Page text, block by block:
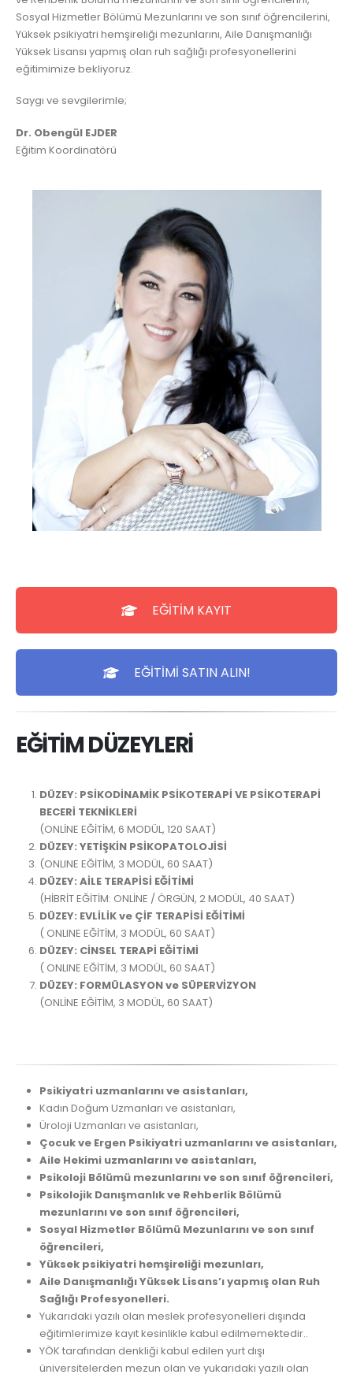
Sosyal Hizmetler Bölümü Mezunlarını ve son sınıf öğrencilerini,
Yüksek psikiyatri hemşireliği mezunlarını, Aile Danışmanlığı
Yüksek Lisansı yapmış olan ruh sağlığı profesyonellerini
eğitimimize bekliyoruz.
Saygı ve sevgilerimle;
Dr. Obengül EJDER
Eğitim Koordinatörü
EĞİTİM KAYIT
EĞİTİMİ SATIN ALIN!
EĞİTİM DÜZEYLERİ
DÜZEY: PSİKODİNAMİK PSİKOTERAPİ VE PSİKOTERAPİ
BECERİ TEKNİKLERİ
(ONLİNE EĞİTİM, 6 MODÜL, 120 SAAT)
DÜZEY: YETİŞKİN PSİKOPATOLOJİSİ
(ONLINE EĞİTİM, 3 MODÜL, 60 SAAT)
DÜZEY: AİLE TERAPİSİ EĞİTİMİ
(HİBRİT EĞİTİM: ONLİNE / ÖRGÜN, 2 MODÜL, 40 SAAT)
DÜZEY: EVLİLİK ve ÇİF TERAPİSİ EĞİTİMİ
( ONLINE EĞİTİM, 3 MODÜL, 60 SAAT)
DÜZEY: CİNSEL TERAPİ EĞİTİMİ
( ONLINE EĞİTİM, 3 MODÜL, 60 SAAT)
DÜZEY: FORMÜLASYON ve SÜPERVİZYON
(ONLİNE EĞİTİM, 3 MODÜL, 60 SAAT)
Psikiyatri uzmanlarını ve asistanları,
Kadın Doğum Uzmanları ve asistanları,
Üroloji Uzmanları ve asistanları,
Çocuk ve Ergen Psikiyatri uzmanlarını ve asistanları,
Aile Hekimi uzmanlarını ve asistanları,
Psikoloji Bölümü mezunlarını ve son sınıf öğrencileri,
Psikolojik Danışmanlık ve Rehberlik Bölümü
mezunlarını ve son sınıf öğrencileri,
Sosyal Hizmetler Bölümü Mezunlarını ve son sınıf
öğrencileri,
Yüksek psikiyatri hemşireliği mezunları,
Aile Danışmanlığı Yüksek Lisans’ı yapmış olan Ruh
Sağlığı Profesyonelleri.
Yukarıdaki yazılı olan meslek profesyonelleri dışında
eğitimlerimize kayıt kesinlikle kabul edilmemektedir..
YÖK tarafından denkliği kabul edilen yurt dışı
üniversitelerden mezun olan ve yukarıdaki yazılı olan